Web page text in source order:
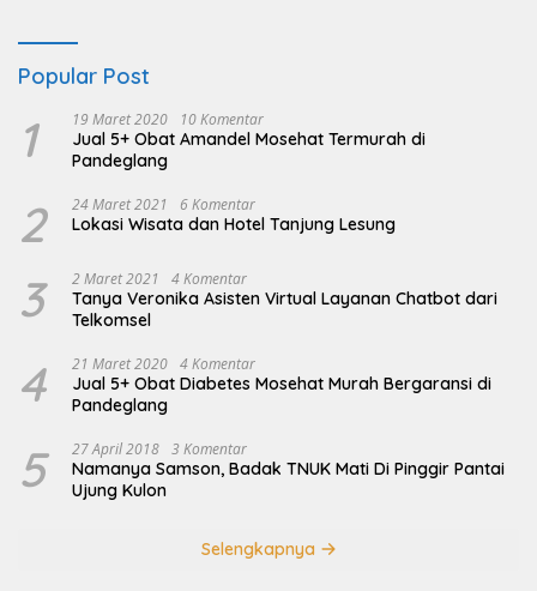
Popular Post
1 19 Maret 2020 10 Komentar
Jual 5+ Obat Amandel Mosehat Termurah di
Pandeglang
2 24 Maret 2021 6 Komentar
Lokasi Wisata dan Hotel Tanjung Lesung
3 2 Maret 2021 4 Komentar
Tanya Veronika Asisten Virtual Layanan Chatbot dari
Telkomsel
4 21 Maret 2020 4 Komentar
Jual 5+ Obat Diabetes Mosehat Murah Bergaransi di
Pandeglang
5 27 April 2018 3 Komentar
Namanya Samson, Badak TNUK Mati Di Pinggir Pantai
Ujung Kulon
Selengkapnya